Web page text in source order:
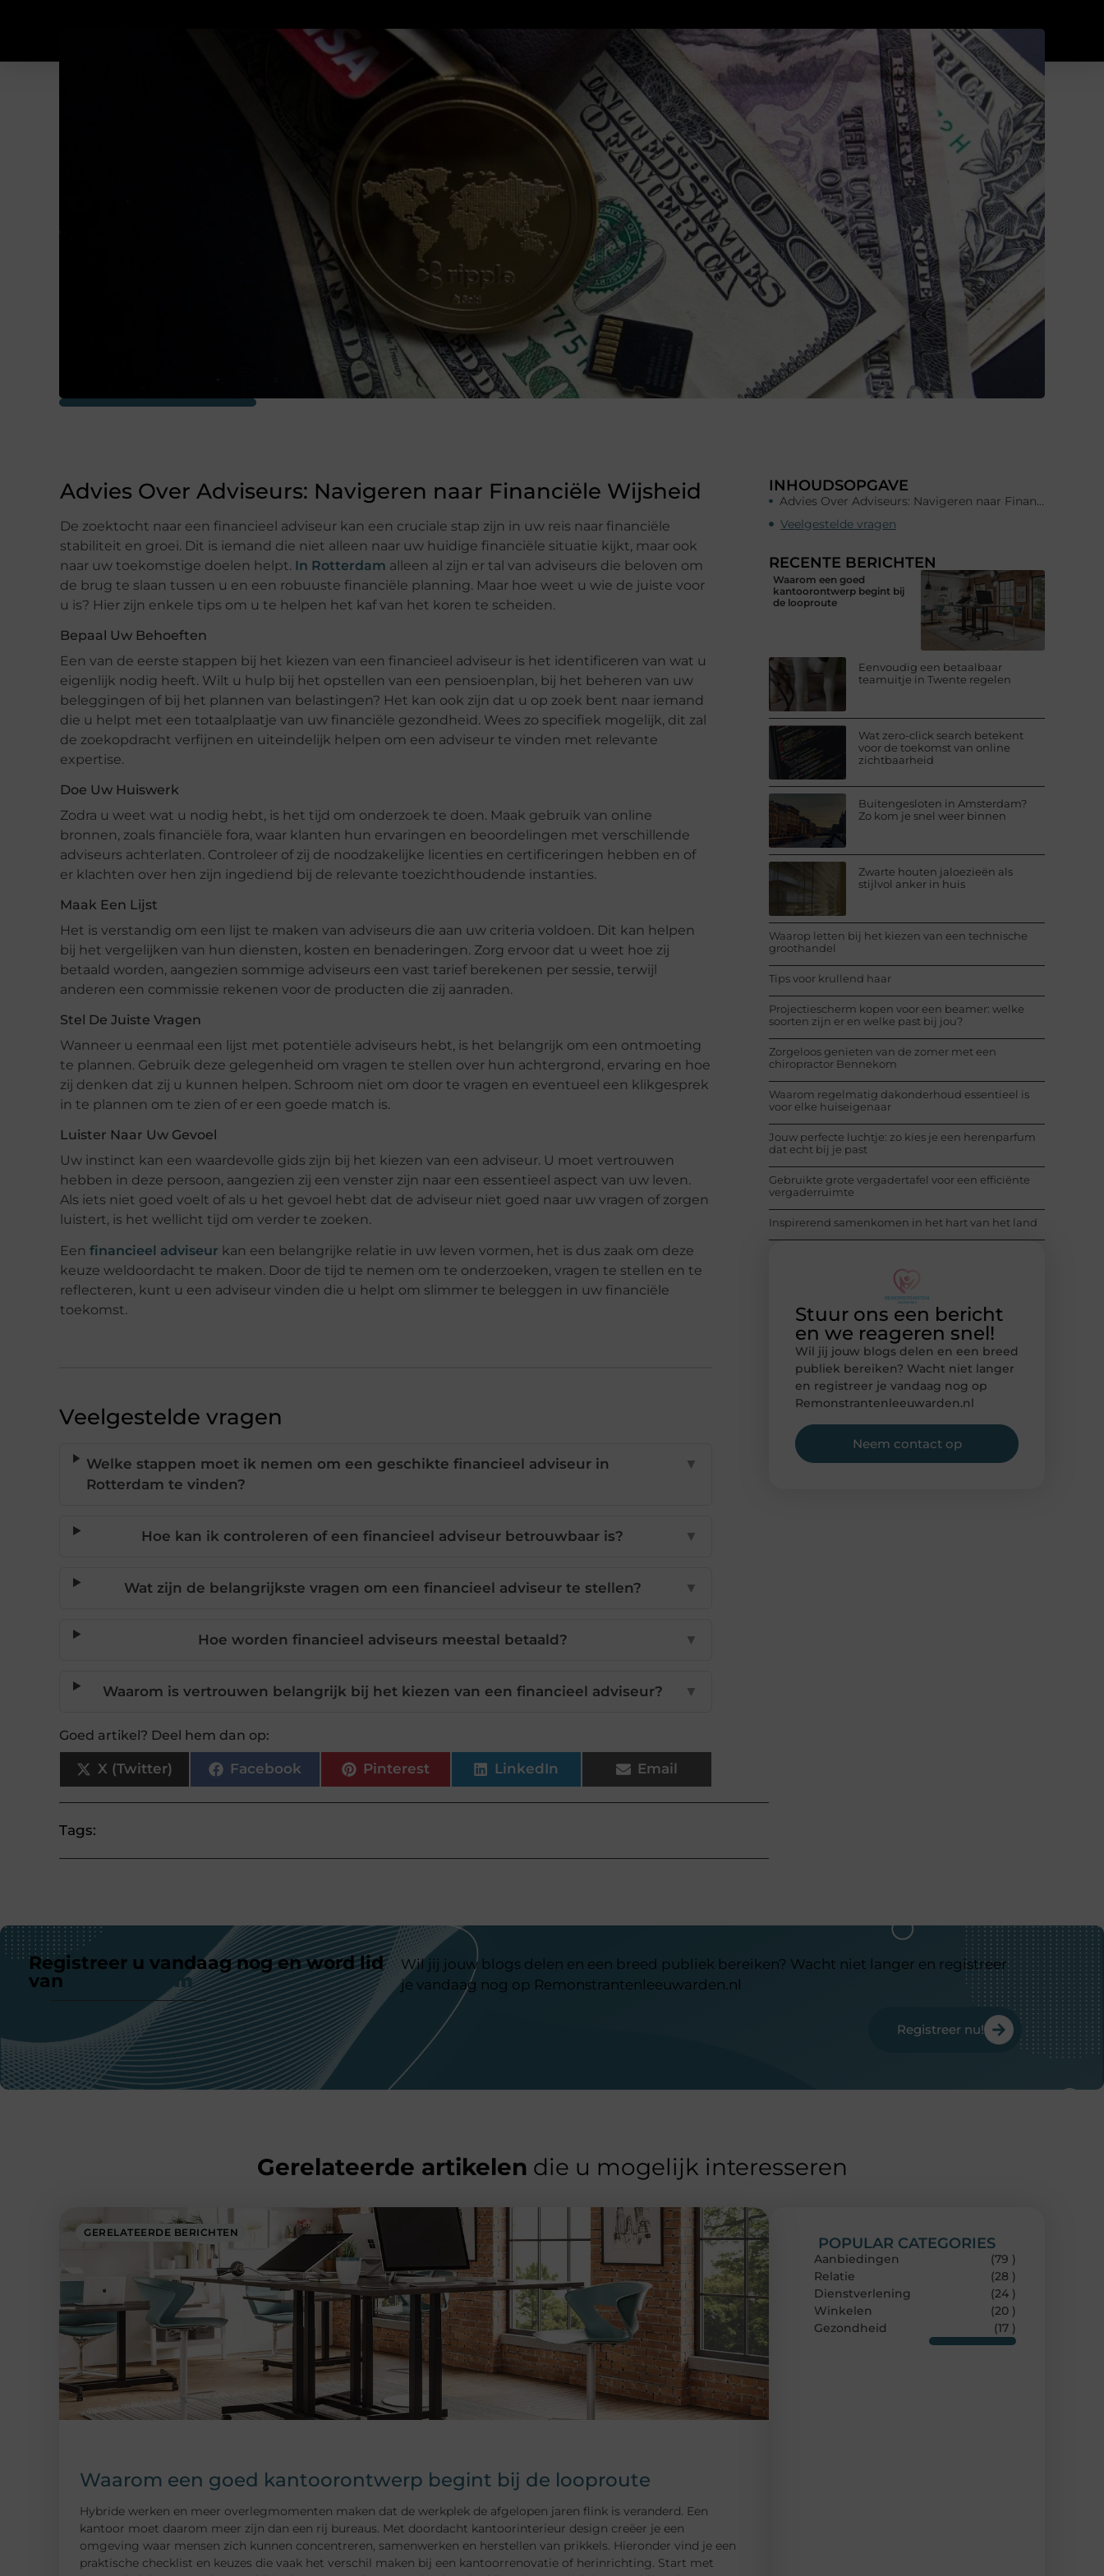
Advies Over Adviseurs: Navigeren naar Financiële Wijsheid
De zoektocht naar een financieel adviseur kan een cruciale stap zijn in uw reis naar financiële
stabiliteit en groei. Dit is iemand die niet alleen naar uw huidige financiële situatie kijkt, maar ook
naar uw toekomstige doelen helpt. In Rotterdam alleen al zijn er tal van adviseurs die beloven om
de brug te slaan tussen u en een robuuste financiële planning. Maar hoe weet u wie de juiste voor
u is? Hier zijn enkele tips om u te helpen het kaf van het koren te scheiden.
Bepaal Uw Behoeften
Een van de eerste stappen bij het kiezen van een financieel adviseur is het identificeren van wat u
eigenlijk nodig heeft. Wilt u hulp bij het opstellen van een pensioenplan, bij het beheren van uw
beleggingen of bij het plannen van belastingen? Het kan ook zijn dat u op zoek bent naar iemand
die u helpt met een totaalplaatje van uw financiële gezondheid. Wees zo specifiek mogelijk, dit zal
de zoekopdracht verfijnen en uiteindelijk helpen om een adviseur te vinden met relevante
expertise.
Doe Uw Huiswerk
Zodra u weet wat u nodig hebt, is het tijd om onderzoek te doen. Maak gebruik van online
bronnen, zoals financiële fora, waar klanten hun ervaringen en beoordelingen met verschillende
adviseurs achterlaten. Controleer of zij de noodzakelijke licenties en certificeringen hebben en of
er klachten over hen zijn ingediend bij de relevante toezichthoudende instanties.
Maak Een Lijst
Het is verstandig om een lijst te maken van adviseurs die aan uw criteria voldoen. Dit kan helpen
bij het vergelijken van hun diensten, kosten en benaderingen. Zorg ervoor dat u weet hoe zij
betaald worden, aangezien sommige adviseurs een vast tarief berekenen per sessie, terwijl
anderen een commissie rekenen voor de producten die zij aanraden.
Stel De Juiste Vragen
Wanneer u eenmaal een lijst met potentiële adviseurs hebt, is het belangrijk om een ontmoeting
te plannen. Gebruik deze gelegenheid om vragen te stellen over hun achtergrond, ervaring en hoe
zij denken dat zij u kunnen helpen. Schroom niet om door te vragen en eventueel een klikgesprek
in te plannen om te zien of er een goede match is.
Luister Naar Uw Gevoel
Uw instinct kan een waardevolle gids zijn bij het kiezen van een adviseur. U moet vertrouwen
hebben in deze persoon, aangezien zij een venster zijn naar een essentieel aspect van uw leven.
Als iets niet goed voelt of als u het gevoel hebt dat de adviseur niet goed naar uw vragen of zorgen
luistert, is het wellicht tijd om verder te zoeken.
Een financieel adviseur kan een belangrijke relatie in uw leven vormen, het is dus zaak om deze
keuze weldoordacht te maken. Door de tijd te nemen om te onderzoeken, vragen te stellen en te
reflecteren, kunt u een adviseur vinden die u helpt om slimmer te beleggen in uw financiële
toekomst.
Veelgestelde vragen
Welke stappen moet ik nemen om een geschikte financieel adviseur in
Rotterdam te vinden?
▼
Hoe kan ik controleren of een financieel adviseur betrouwbaar is? ▼
Wat zijn de belangrijkste vragen om een financieel adviseur te stellen? ▼
Hoe worden financieel adviseurs meestal betaald? ▼
Waarom is vertrouwen belangrijk bij het kiezen van een financieel adviseur? ▼
Goed artikel? Deel hem dan op:
X (Twitter) Facebook Pinterest LinkedIn Email
Tags:
INHOUDSOPGAVE
Advies Over Adviseurs: Navigeren naar Financiële Wijsheid
Veelgestelde vragen
RECENTE BERICHTEN
Waarom een goed
kantoorontwerp begint bij
de looproute
Eenvoudig een betaalbaar
teamuitje in Twente regelen
Wat zero-click search betekent
voor de toekomst van online
zichtbaarheid
Buitengesloten in Amsterdam?
Zo kom je snel weer binnen
Zwarte houten jaloezieën als
stijlvol anker in huis
Waarop letten bij het kiezen van een technische
groothandel
Tips voor krullend haar
Projectiescherm kopen voor een beamer: welke
soorten zijn er en welke past bij jou?
Zorgeloos genieten van de zomer met een
chiropractor Bennekom
Waarom regelmatig dakonderhoud essentieel is
voor elke huiseigenaar
Jouw perfecte luchtje: zo kies je een herenparfum
dat echt bij je past
Gebruikte grote vergadertafel voor een efficiënte
vergaderruimte
Inspirerend samenkomen in het hart van het land
Stuur ons een bericht
en we reageren snel!
Wil jij jouw blogs delen en een breed
publiek bereiken? Wacht niet langer
en registreer je vandaag nog op
Remonstrantenleeuwarden.nl
Neem contact op
Registreer u vandaag nog en word lid
van
ons platform
Wil jij jouw blogs delen en een breed publiek bereiken? Wacht niet langer en registreer
je vandaag nog op Remonstrantenleeuwarden.nl
Registreer nu!
Gerelateerde artikelen die u mogelijk interesseren
GERELATEERDE BERICHTEN
Waarom een goed kantoorontwerp begint bij de looproute
Hybride werken en meer overlegmomenten maken dat de werkplek de afgelopen jaren flink is veranderd. Een
kantoor moet daarom meer zijn dan een rij bureaus. Met doordacht kantoorinterieur design creëer je een
omgeving waar mensen zich kunnen concentreren, samenwerken en herstellen van prikkels. Hieronder vind je een
praktische checklist en keuzes die vaak het verschil maken bij een kantoorrenovatie of herinrichting. Start met
POPULAR CATEGORIES
Aanbiedingen
(79 )
Relatie
(28 )
Dienstverlening
(24 )
Winkelen
(20 )
Gezondheid
(17 )